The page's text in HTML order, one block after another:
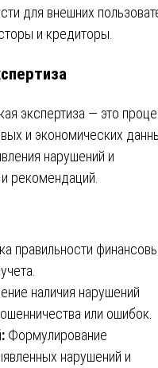
для внешних
и кредиторы.
экспертиза — это
и экономических
нарушений и
рекомендаций.
правильности
наличия нарушений
или ошибок.
Формулирование
нарушений и